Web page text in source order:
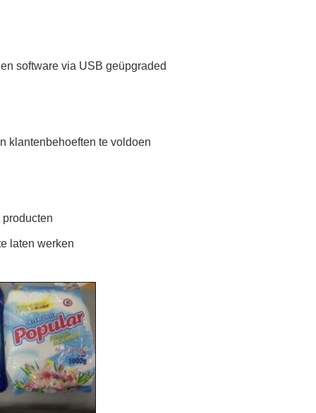
software via USB geüpgraded
klantenbehoeften te voldoen
laten werken